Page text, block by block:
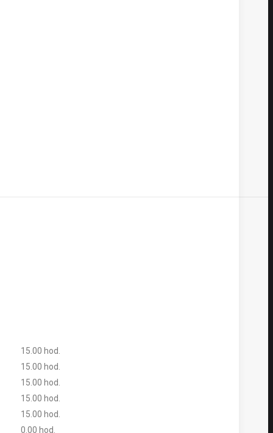
15.00 hod.
15.00 hod.
15.00 hod.
15.00 hod.
15.00 hod.
0.00 hod.